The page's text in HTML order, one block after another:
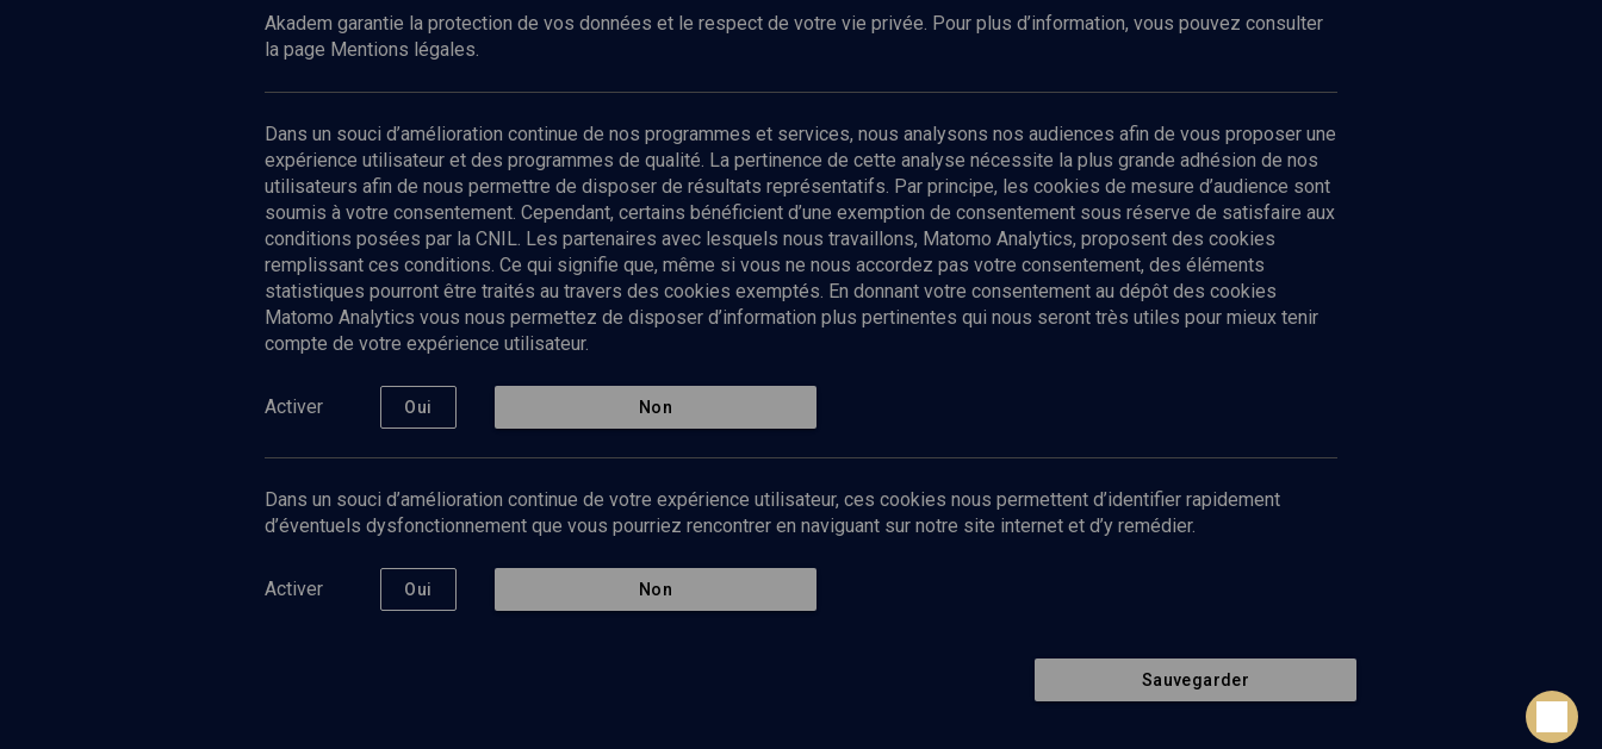
Abonnez-vous à notre newsletter
Envoyer
Nos Chaines
Culture
Limoud
Université
Podcast
Politique de protection des données
personnelles
Mentions légales
Contact
Retour en haut de page
Akadem garantie la protection de vos données et le respect de votre vie privée. Pour plus d’information, vous pouvez consulter
la page Mentions légales.
Dans un souci d’amélioration continue de nos programmes et services, nous analysons nos audiences afin de vous proposer une
expérience utilisateur et des programmes de qualité. La pertinence de cette analyse nécessite la plus grande adhésion de nos
utilisateurs afin de nous permettre de disposer de résultats représentatifs. Par principe, les cookies de mesure d’audience sont
soumis à votre consentement. Cependant, certains bénéficient d’une exemption de consentement sous réserve de satisfaire aux
conditions posées par la CNIL. Les partenaires avec lesquels nous travaillons, Matomo Analytics, proposent des cookies
remplissant ces conditions. Ce qui signifie que, même si vous ne nous accordez pas votre consentement, des éléments
statistiques pourront être traités au travers des cookies exemptés. En donnant votre consentement au dépôt des cookies
Matomo Analytics vous nous permettez de disposer d’information plus pertinentes qui nous seront très utiles pour mieux tenir
compte de votre expérience utilisateur.
Activer Oui Non
Dans un souci d’amélioration continue de votre expérience utilisateur, ces cookies nous permettent d’identifier rapidement
d’éventuels dysfonctionnement que vous pourriez rencontrer en naviguant sur notre site internet et d’y remédier.
Activer Oui Non
Sauvegarder